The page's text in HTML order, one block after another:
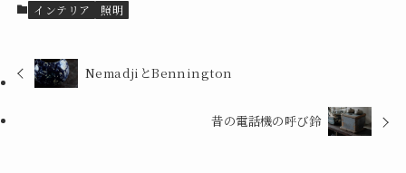
インテリア 照明
NemadjiとBennington
昔の電話機の呼び鈴